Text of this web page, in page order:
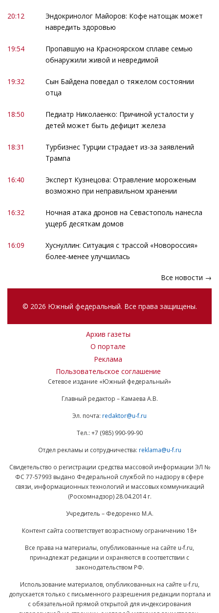
20:12
Эндокринолог Майоров: Кофе натощак может
навредить здоровью
19:54
Пропавшую на Красноярском сплаве семью
обнаружили живой и невредимой
19:32
Сын Байдена поведал о тяжелом состоянии
отца
18:50
Педиатр Николаенко: Причиной усталости у
детей может быть дефицит железа
18:31
Турбизнес Турции страдает из-за заявлений
Трампа
16:40
Эксперт Кузнецова: Отравление мороженым
возможно при неправильном хранении
16:32
Ночная атака дронов на Севастополь нанесла
ущерб десяткам домов
16:09
Хуснуллин: Ситуация с трассой «Новороссия»
более-менее улучшилась
Все новости →
© 2026 Южный федеральный. Все права защищены.
Архив газеты
О портале
Реклама
Пользовательское соглашение
Сетевое издание «Южный федеральный»
Главный редактор – Камаева А.В.
Эл. почта: redaktor@u-f.ru
Тел.: +7 (985) 990-99-90
Отдел рекламы и сотрудничества: reklama@u-f.ru
Свидетельство о регистрации средства массовой информации ЭЛ №
ФС 77-57993 выдано Федеральной службой по надзору в сфере
связи, информационных технологий и массовых коммуникаций
(Роскомнадзор) 28.04.2014 г.
Учредитель – Федоренко М.А.
Контент сайта соответствует возрастному ограничению 18+
Все права на материалы, опубликованные на сайте u-f.ru,
принадлежат редакции и охраняются в соответствии с
законодательством РФ.
Использование материалов, опубликованных на сайте u-f.ru,
допускается только с письменного разрешения редакции портала и
с обязательной прямой открытой для индексирования